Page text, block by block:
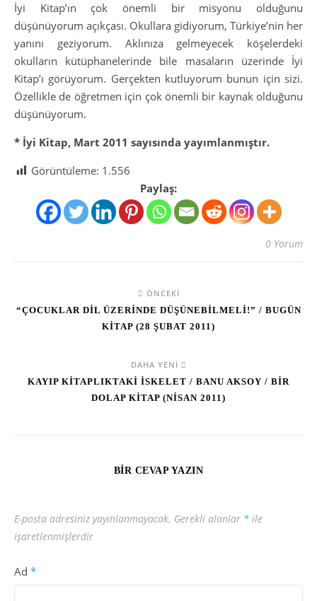
İyi Kitap’ın çok önemli bir misyonu olduğunu
düşünüyorum açıkçası. Okullara gidiyorum, Türkiye’nin her
yanını geziyorum. Aklınıza gelmeyecek köşelerdeki
okulların kütüphanelerinde bile masaların üzerinde İyi
Kitap’ı görüyorum. Gerçekten kutluyorum bunun için sizi.
Özellikle de öğretmen için çok önemli bir kaynak olduğunu
düşünüyorum.
* İyi Kitap, Mart 2011 sayısında yayımlanmıştır.
Görüntüleme: 1.556
Paylaş:
0 Yorum
ÖNCEKI
“ÇOCUKLAR DİL ÜZERİNDE DÜŞÜNEBİLMELİ!” / BUGÜN
KİTAP (28 ŞUBAT 2011)
DAHA YENI
KAYIP KİTAPLIKTAKİ İSKELET / BANU AKSOY / BİR
DOLAP KİTAP (NİSAN 2011)
BIR CEVAP YAZIN
E-posta adresiniz yayınlanmayacak. Gerekli alanlar * ile
işaretlenmişlerdir
Ad *